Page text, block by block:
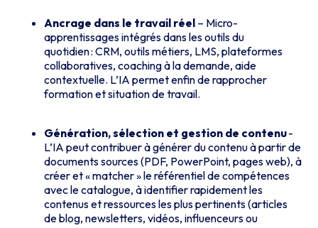
Ancrage dans le travail réel – Micro-
apprentissages intégrés dans les outils du
quotidien : CRM, outils métiers, LMS, plateformes
collaboratives, coaching à la demande, aide
contextuelle. L’IA permet enfin de rapprocher
formation et situation de travail.
Génération, sélection et gestion de contenu-
L’IA peut contribuer à générer du contenu à partir de
documents sources (PDF, PowerPoint, pages web), à
créer et « matcher » le référentiel de compétences
avec le catalogue, à identifier rapidement les
contenus et ressources les plus pertinents (articles
de blog, newsletters, vidéos, influenceurs ou